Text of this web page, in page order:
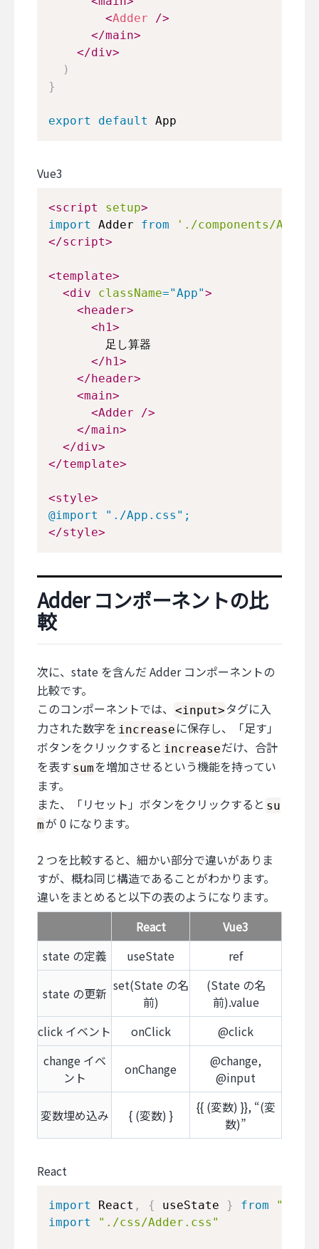
<Adder
/>
</main>
</div>
)
}
export default App
Vue3
<script setup>
import
Adder from
'./components/
</script>
<template>
<div className="App">
< header>
< h1>
        足し算器
</ h1>
</ header>
<main>
<Adder
/>
</main>
</div>
</template>
<style>
@import
"./App.css" ;
</style>
Adder コンポーネントの比
較
次に、state を含んだ Adder コンポーネントの
比較です。
このコンポーネントでは、
<input>タグに入
力された数字を increase に保存し、「足す」
ボタンをクリックすると increaseだけ、合計
を表す sumを増加させるという機能を持ってい
ます。
また、「リセット」ボタンをクリックすると su
mが 0 になります。
2 つを比較すると、細かい部分で違いがありま
すが、概ね同じ構造であることがわかります。
違いをまとめると以下の表のようになります。
React
Vue3
state の定義
useState ref
state の更新 set(State の名
前)
(State の名
前).value
click イベント
onClick
@click
change イベ
ント
onChange
@change,
@input
変数埋め込み { (変数) }
{{ (変数) }}, “(変
数)”
React
import React , { useState } from
import
"./css/Adder.css"